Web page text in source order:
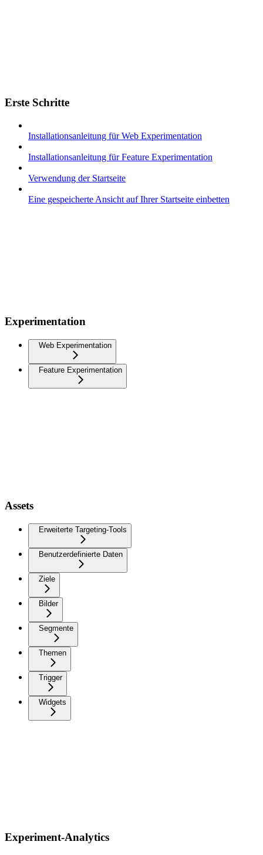
Erste Schritte
Installationsanleitung für Web Experimentation
Installationsanleitung für Feature Experimentation
Verwendung der Startseite
Eine gespeicherte Ansicht auf Ihrer Startseite einbetten
Experimentation
Web Experimentation
Feature Experimentation
Assets
Erweiterte Targeting-Tools
Benutzerdefinierte Daten
Ziele
Bilder
Segmente
Themen
Trigger
Widgets
Experiment-Analytics